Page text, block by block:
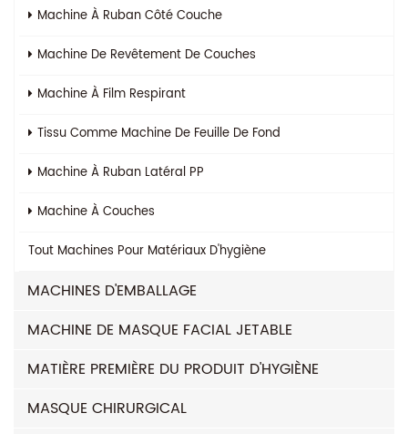
Machine À Ruban Côté Couche
Machine De Revêtement De Couches
Machine À Film Respirant
Tissu Comme Machine De Feuille De Fond
Machine À Ruban Latéral PP
Machine À Couches
Tout Machines Pour Matériaux D'hygiène
MACHINES D'EMBALLAGE
MACHINE DE MASQUE FACIAL JETABLE
MATIÈRE PREMIÈRE DU PRODUIT D'HYGIÈNE
MASQUE CHIRURGICAL